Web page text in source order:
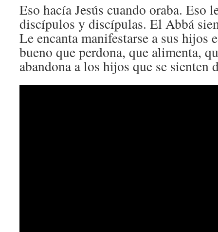
Eso hacía Jesús cuando oraba. Eso
discípulos y discípulas. El Abbá
Le encanta manifestarse a sus hijos
bueno que perdona, que alimenta,
abandona a los hijos que se sienten